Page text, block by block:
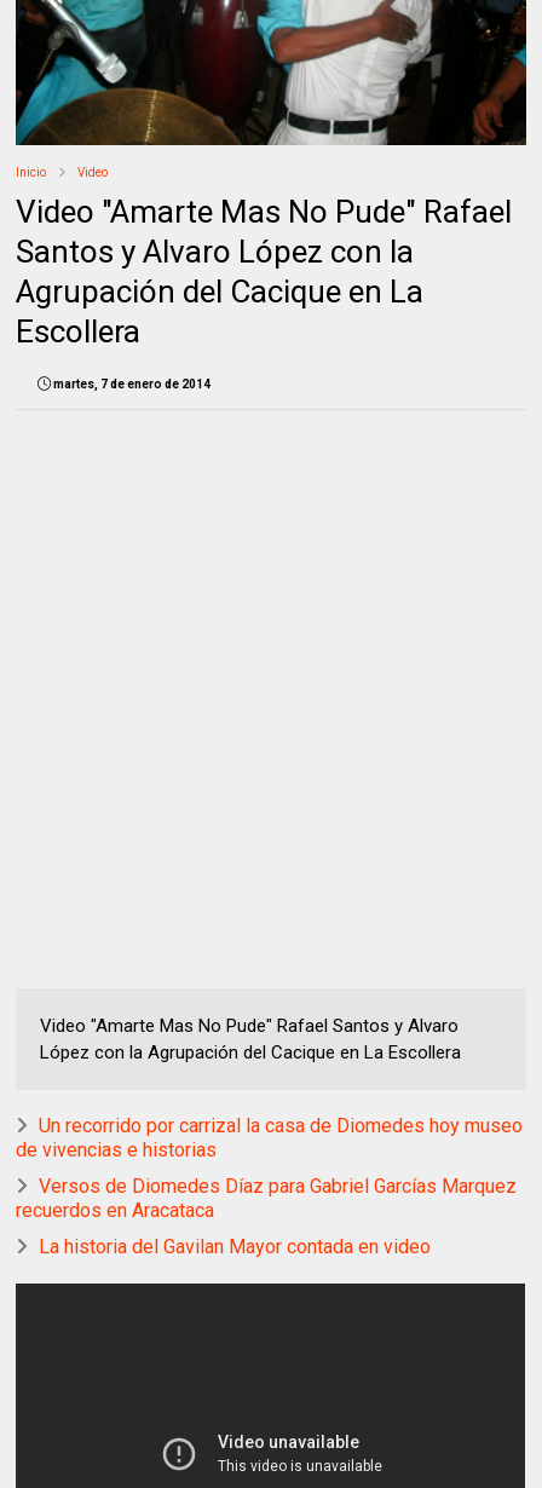
Inicio Video
Video "Amarte Mas No Pude" Rafael
Santos y Alvaro López con la
Agrupación del Cacique en La
Escollera
martes, 7 de enero de 2014
Video "Amarte Mas No Pude" Rafael Santos y Alvaro
López con la Agrupación del Cacique en La Escollera
Un recorrido por carrizal la casa de Diomedes hoy museo
de vivencias e historias
Versos de Diomedes Díaz para Gabriel Garcías Marquez
recuerdos en Aracataca
La historia del Gavilan Mayor contada en video